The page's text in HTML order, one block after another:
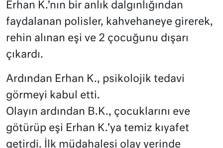
Erhan K.’nın bir anlık dalgınlığından
faydalanan polisler, kahvehaneye girerek,
rehin alınan eşi ve 2 çocuğunu dışarı
çıkardı.
Ardından Erhan K., psikolojik tedavi
görmeyi kabul etti.
Olayın ardından B.K., çocuklarını eve
götürüp eşi Erhan K.’ya temiz kıyafet
getirdi. İlk müdahalesi olay yerinde